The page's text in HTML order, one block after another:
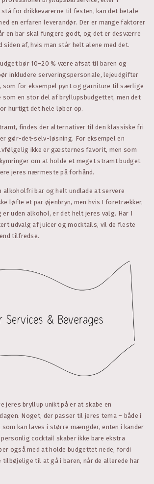
for drikkevarerne til festen, kan det betale
en erfaren leverandør. Der er mange faktorer
en bar skal fungere godt, og det er desværre
siden af, hvis man står helt alene med det.
bør 10–20 % være afsat til baren og
inkludere serveringspersonale, lejeudgifter
som for eksempel pynt og garniture til særlige
som en stor del af bryllupsbudgettet, men det
hurtigt det hele løber op.
findes der alternativer til den klassiske fri
gør-det-selv-løsning. For eksempel en
ikke er gæsternes favorit, men som
om at holde et meget stramt budget.
jeres nærmeste på forhånd.
alkoholfri bar og helt undlade at servere
løfte et par øjenbryn, men hvis I foretrækker,
uden alkohol, er det helt jeres valg. Har I
udvalg af juicer og mocktails, vil de fleste
tilfredse.
jeres bryllup unikt på er at skabe en
Noget, der passer til jeres tema – både i
kan laves i større mængder, enten i kander
cocktail skaber ikke bare ekstra
også med at holde budgettet nede, fordi
til at gå i baren, når de allerede har